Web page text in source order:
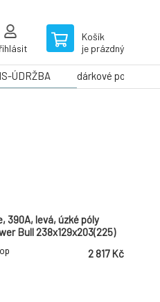
Košík
je prázdný
ÚDRŽBA dárkové poukazy
390A, levá, úzké póly
Bull 238x129x203(225)
2 817 Kč